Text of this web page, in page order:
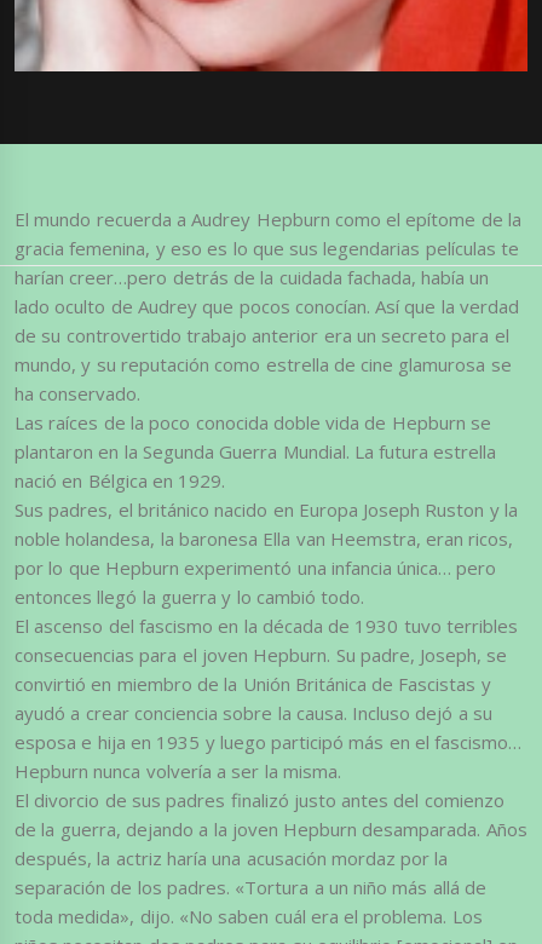
El mundo recuerda a Audrey Hepburn como el epítome de la
gracia femenina, y eso es lo que sus legendarias películas te
harían creer…pero detrás de la cuidada fachada, había un
lado oculto de Audrey que pocos conocían. Así que la verdad
de su controvertido trabajo anterior era un secreto para el
mundo, y su reputación como estrella de cine glamurosa se
ha conservado.
Las raíces de la poco conocida doble vida de Hepburn se
plantaron en la Segunda Guerra Mundial. La futura estrella
nació en Bélgica en 1929.
Sus padres, el británico nacido en Europa Joseph Ruston y la
noble holandesa, la baronesa Ella van Heemstra, eran ricos,
por lo que Hepburn experimentó una infancia única… pero
entonces llegó la guerra y lo cambió todo.
El ascenso del fascismo en la década de 1930 tuvo terribles
consecuencias para el joven Hepburn. Su padre, Joseph, se
convirtió en miembro de la Unión Británica de Fascistas y
ayudó a crear conciencia sobre la causa. Incluso dejó a su
esposa e hija en 1935 y luego participó más en el fascismo…
Hepburn nunca volvería a ser la misma.
El divorcio de sus padres finalizó justo antes del comienzo
de la guerra, dejando a la joven Hepburn desamparada. Años
después, la actriz haría una acusación mordaz por la
separación de los padres. «Tortura a un niño más allá de
toda medida», dijo. «No saben cuál era el problema. Los